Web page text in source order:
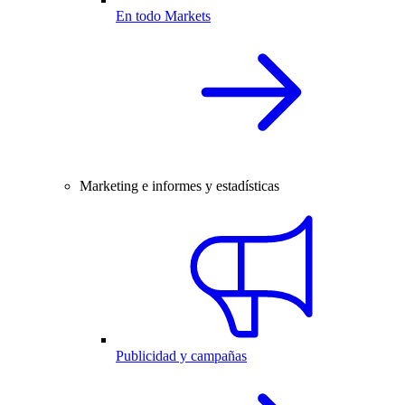
En todo Markets
Marketing e informes y estadísticas
Publicidad y campañas